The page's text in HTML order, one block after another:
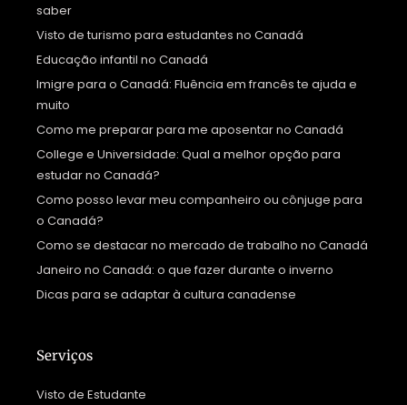
saber
Visto de turismo para estudantes no Canadá
Educação infantil no Canadá
Imigre para o Canadá: Fluência em francês te ajuda e
muito
Como me preparar para me aposentar no Canadá
College e Universidade: Qual a melhor opção para
estudar no Canadá?
Como posso levar meu companheiro ou cônjuge para
o Canadá?
Como se destacar no mercado de trabalho no Canadá
Janeiro no Canadá: o que fazer durante o inverno
Dicas para se adaptar à cultura canadense
Serviços
Visto de Estudante